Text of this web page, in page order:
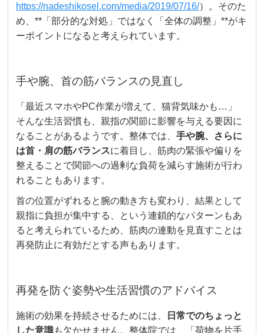
https://nadeshikosel.com/media/2019/07/16/）。そのた
め、**「部分的な対処」ではなく「全体の調整」**がキ
ーポイントになると考えられています。
手や腕、首の筋バランスの見直し
「最近スマホやPC作業が増えて、猫背気味かも…」
そんな生活習慣も、親指の関節に影響を与える要因に
なることがあるようです。整体では、手や腕、さらに
は首・肩の筋バランスに着目し、筋肉の緊張や偏りを
整えることで関節への過剰な負荷を減らす施術が行わ
れることもあります。
首の位置がずれると腕の動き方も変わり、結果として
親指に負担が集中する、という連鎖的なパターンもあ
ると考えられているため、筋肉の連動を見直すことは
再発防止に有効だとする声もあります。
再発を防ぐ姿勢や生活習慣のアドバイス
施術の効果を持続させるためには、
日常でのちょっと
した意識も欠かせません。整体院では、「荷物を片手